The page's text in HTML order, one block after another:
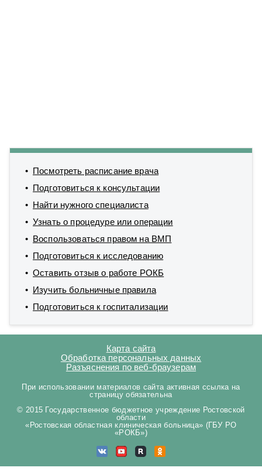
Посмотреть расписание врача
Подготовиться к консультации
Найти нужного специалиста
Узнать о процедуре или операции
Воспользоваться правом на ВМП
Подготовиться к исследованию
Оставить отзыв о работе РОКБ
Изучить больничные правила
Подготовиться к госпитализации
Карта сайта
Обработка персональных данных
Разъяснения по веб-браузерам
При использовании материалов сайта активная ссылка на
страницу обязательна
© 2015 Государственное бюджетное учреждение Ростовской
области
«Ростовская областная клиническая больница» (ГБУ РО
«РОКБ»)